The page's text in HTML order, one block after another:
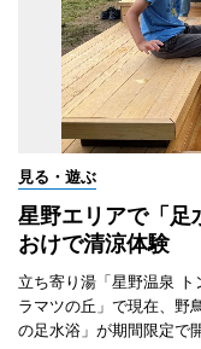
見る・遊ぶ
星野エリアで「
おけで清涼体験
立ち寄り湯「星野温泉
ラマツの丘」で現在、野
の足水浴」が期間限定で